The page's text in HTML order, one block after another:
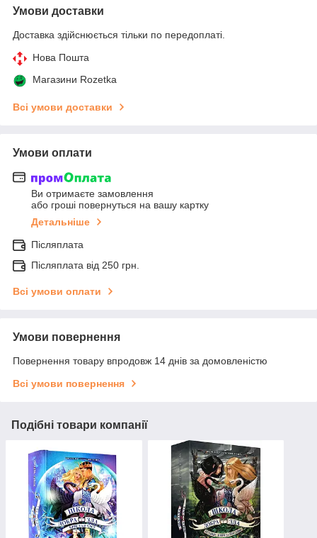
Умови доставки
Доставка здійснюється тільки по передоплаті.
Нова Пошта
Магазини Rozetka
Всі умови доставки
Умови оплати
Ви отримаєте замовлення
або гроші повернуться на вашу картку
Детальніше
Післяплата
Післяплата від 250 грн.
Всі умови оплати
Умови повернення
Повернення товару впродовж 14 днів за домовленістю
Всі умови повернення
Подібні товари компанії